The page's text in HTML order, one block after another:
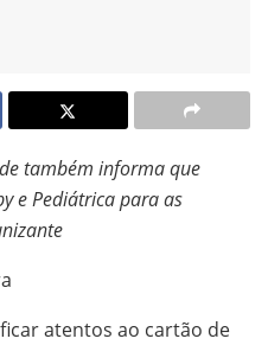
também informa que
e Pediátrica para as
atentos ao cartão de